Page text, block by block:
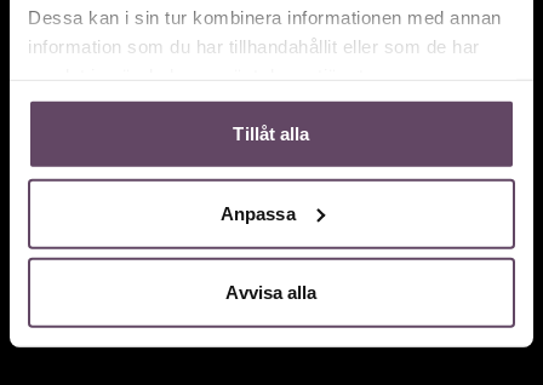
Dessa kan i sin tur kombinera informationen med annan
information som du har tillhandahållit eller som de har
Tillåt alla
Anpassa
Avvisa alla